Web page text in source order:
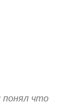
понял что